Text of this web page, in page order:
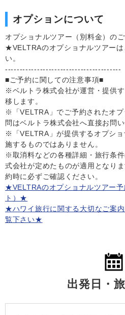
オプションについて
オプショナルツアー（別料金）の
★VELTRAのオプショナルツアー
い。
----------------------------------------
■ご予約に関しての注意事項■
※ベルトラ株式会社が運営・提供
移します。
※「VELTRA」でご予約されたオ
問はベルトラ株式会社へ直接お問い
※「VELTRA」が提供するオプシ
施するものではありません。
※取消料などの各種詳細・旅行条
式会社が定めたものが適用となり
約時に必ずご確認ください。
★VELTRAのオプショナルツアー
ト）★
★ハワイ旅行に関する大切なご案
覧下さい★
出発日・